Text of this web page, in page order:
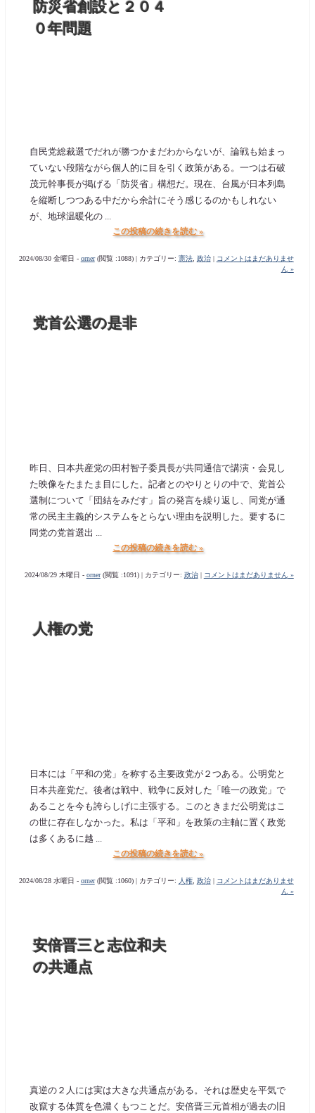
防災省創設と２０４
０年問題
自民党総裁選でだれが勝つかまだわからないが、論戦も始まっ
ていない段階ながら個人的に目を引く政策がある。一つは石破
茂元幹事長が掲げる「防災省」構想だ。現在、台風が日本列島
を縦断しつつある中だから余計にそう感じるのかもしれない
が、地球温暖化の ...
この投稿の続きを読む »
2024/08/30 金曜日 - orner(閲覧 :1088) | カテゴリー: 憲法, 政治|
コメントはまだありませ
ん »
党首公選の是非
昨日、日本共産党の田村智子委員長が共同通信で講演・会見し
た映像をたまたま目にした。記者とのやりとりの中で、党首公
選制について「団結をみだす」旨の発言を繰り返し、同党が通
常の民主主義的システムをとらない理由を説明した。要するに
同党の党首選出 ...
この投稿の続きを読む »
2024/08/29 木曜日 - orner(閲覧 :1091) | カテゴリー: 政治| コメントはまだありません »
人権の党
日本には「平和の党」を称する主要政党が２つある。公明党と
日本共産党だ。後者は戦中、戦争に反対した「唯一の政党」で
あることを今も誇らしげに主張する。このときまだ公明党はこ
の世に存在しなかった。私は「平和」を政策の主軸に置く政党
は多くあるに越 ...
この投稿の続きを読む »
2024/08/28 水曜日 - orner(閲覧 :1060) | カテゴリー: 人権, 政治|
コメントはまだありませ
ん »
安倍晋三と志位和夫
の共通点
真逆の２人には実は大きな共通点がある。それは歴史を平気で
改竄する体質を色濃くもつことだ。安倍晋三元首相が過去の旧